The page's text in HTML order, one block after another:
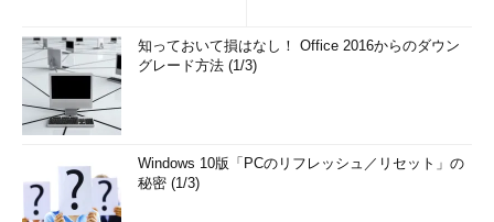
知っておいて損はなし！ Office 2016からのダウン
グレード方法 (1/3)
Windows 10版「PCのリフレッシュ／リセット」の
秘密 (1/3)